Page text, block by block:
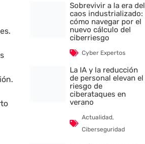
Sobrevivir a la era del
caos industrializado:
cómo navegar por el
nuevo cálculo del
ciberriesgo
Cyber Expertos
La IA y la reducción
de personal elevan el
riesgo de
ciberataques en
verano
Actualidad,
Ciberseguridad